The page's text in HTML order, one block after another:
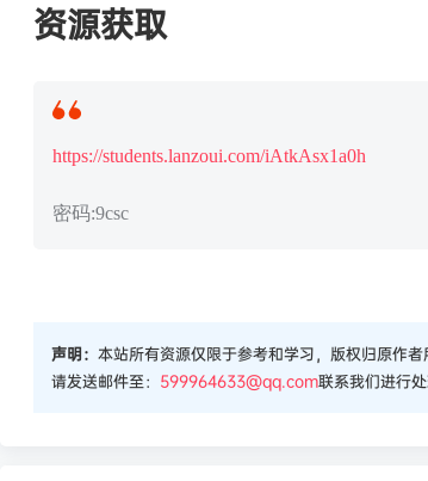
资源获取
https://students.lanzoui.com/iAtkAsx1a0h
密码:9csc
声明： 本站所有资源仅限于参考和学习，版权归原作
请发送邮件至： 599964633@qq.com联系我们进行